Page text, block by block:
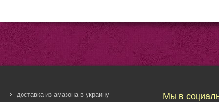
доставка из амазона в украину Мы в